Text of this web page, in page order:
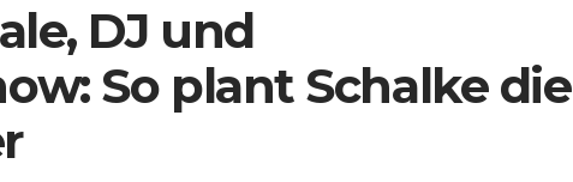
DJ und
So plant Schalke die